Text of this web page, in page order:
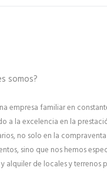
somos?
empresa familiar en
a la excelencia en la
no solo en la
sino que nos hemos
alquiler de locales y terrenos